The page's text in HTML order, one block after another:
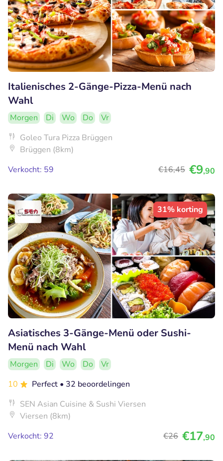
Italienisches 2-Gänge-Pizza-Menü nach
Wahl
Morgen Di Wo Do
Vr
Goleo Tura Pizza Brüggen
Brüggen (8km)
Verkocht: 59
€16,45 €9,90
31% korting
Asiatisches 3-Gänge-Menü oder Sushi-
Menü nach Wahl
Morgen Di Wo Do
Vr
10
Perfect • 32 beoordelingen
SEN Asian Cuisine & Sushi Viersen
Viersen (8km)
Verkocht: 92
€26 €17,90